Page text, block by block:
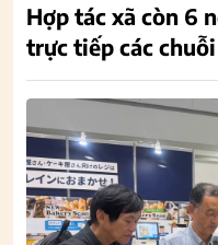
Hợp tác xã còn 6
trực tiếp các